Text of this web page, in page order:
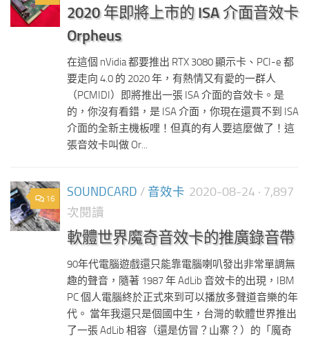
2020 年即將上市的 ISA 介面音效卡
Orpheus
在這個 nVidia 都要推出 RTX 3080 顯示卡、PCI-e 都
要走向 4.0 的 2020 年，有熱情又有愛的一群人
（PCMIDI）即將推出一張 ISA 介面的音效卡。是
的，你沒有看錯，是 ISA 介面，你現在還買不到 ISA
介面的全新主機板哩！但真的有人要這麼做了！這
張音效卡叫做 Or...
16 SOUNDCARD / 音效卡 2020-08-24 · 7,897
次閱讀
軟體世界魔奇音效卡的推廣錄音帶
90年代電腦遊戲還只能靠電腦喇叭發出非常單調無
趣的聲音，隨著 1987 年 AdLib 音效卡的出現，IBM
PC 個人電腦終於正式來到可以播放多聲道音樂的年
代。 當年我還只是個國中生，台灣的軟體世界推出
了一張 AdLib 相容（還是仿冒？山寨？）的「魔奇